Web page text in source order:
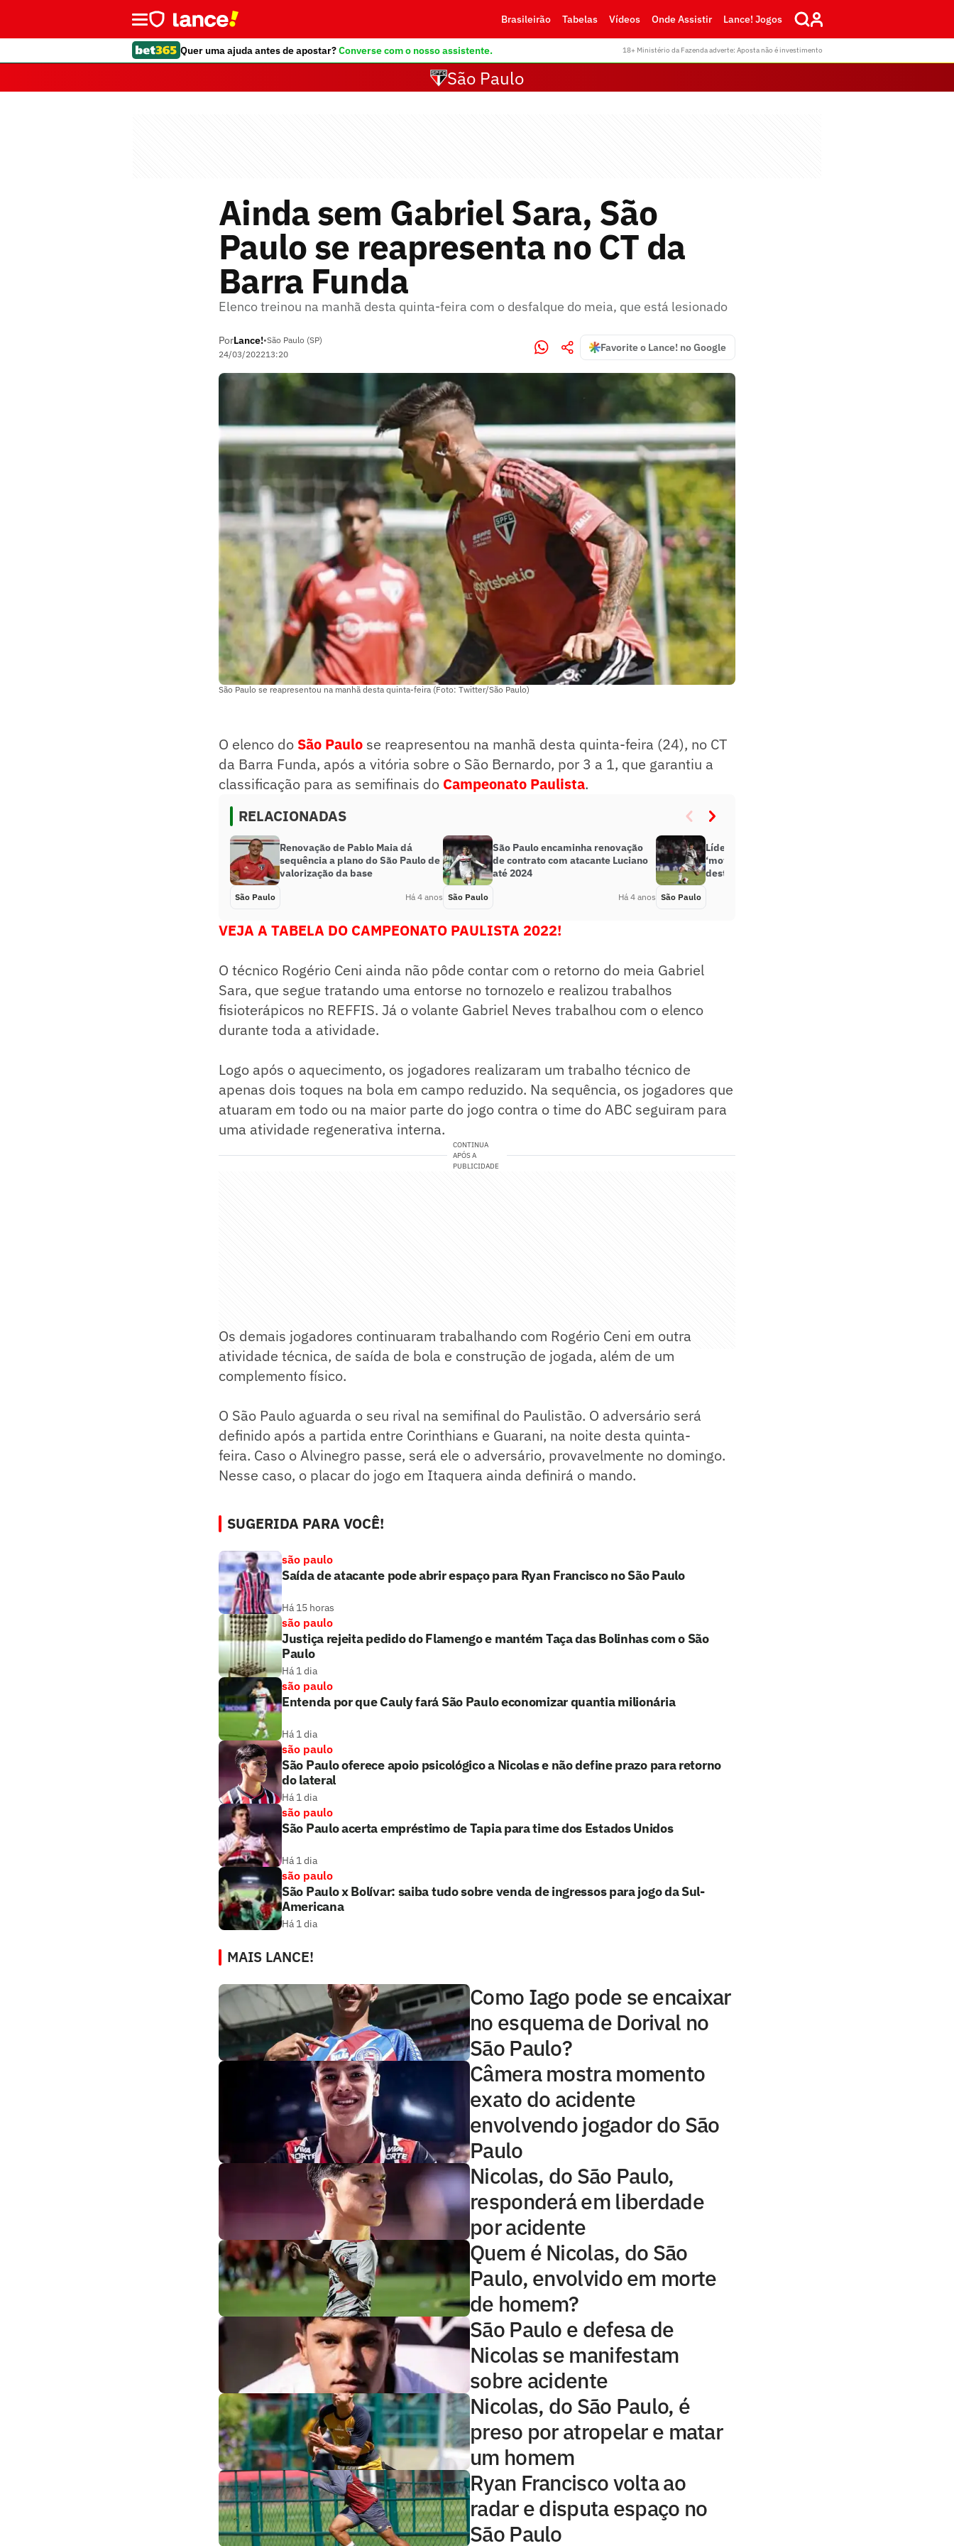
Brasileirão Tabelas Vídeos Onde Assistir Lance! Jogos
Quer uma ajuda antes de apostar?Converse com o nosso assistente. 18+ Ministério da Fazenda adverte: Aposta não é investimento
São Paulo
Ainda sem Gabriel Sara, São
Paulo se reapresenta no CT da
Barra Funda
Elenco treinou na manhã desta quinta-feira com o desfalque do meia, que está lesionado
PorLance!•São Paulo (SP)
24/03/202213:20
Favorite o Lance! no Google
São Paulo se reapresentou na manhã desta quinta-feira (Foto: Twitter/São Paulo)
O elenco do São Paulo se reapresentou na manhã desta quinta-feira (24), no CT
da Barra Funda, após a vitória sobre o São Bernardo, por 3 a 1, que garantiu a
classificação para as semifinais do Campeonato Paulista.
RELACIONADAS
Renovação de Pablo Maia dá
sequência a plano do São Paulo de
valorização da base
São Paulo Há 4 anos
São Paulo encaminha renovação
de contrato com atacante Luciano
até 2024
São Paulo Há 4 anos
Líder em assistências,
‘motorzinho’ Rodrigo Nestor se
destaca no São Paulo em 2022
São Paulo
VEJA A TABELA DO CAMPEONATO PAULISTA 2022!
O técnico Rogério Ceni ainda não pôde contar com o retorno do meia Gabriel
Sara, que segue tratando uma entorse no tornozelo e realizou trabalhos
fisioterápicos no REFFIS. Já o volante Gabriel Neves trabalhou com o elenco
durante toda a atividade.
Logo após o aquecimento, os jogadores realizaram um trabalho técnico de
apenas dois toques na bola em campo reduzido. Na sequência, os jogadores que
atuaram em todo ou na maior parte do jogo contra o time do ABC seguiram para
uma atividade regenerativa interna.
CONTINUA
APÓS A
PUBLICIDADE
Os demais jogadores continuaram trabalhando com Rogério Ceni em outra
atividade técnica, de saída de bola e construção de jogada, além de um
complemento físico.
O São Paulo aguarda o seu rival na semifinal do Paulistão. O adversário será
definido após a partida entre Corinthians e Guarani, na noite desta quinta-
feira. Caso o Alvinegro passe, será ele o adversário, provavelmente no domingo.
Nesse caso, o placar do jogo em Itaquera ainda definirá o mando.
SUGERIDA PARA VOCÊ!
são paulo
Saída de atacante pode abrir espaço para Ryan Francisco no São Paulo
Há 15 horas
são paulo
Justiça rejeita pedido do Flamengo e mantém Taça das Bolinhas com o São
Paulo
Há 1 dia
são paulo
Entenda por que Cauly fará São Paulo economizar quantia milionária
Há 1 dia
são paulo
São Paulo oferece apoio psicológico a Nicolas e não define prazo para retorno
do lateral
Há 1 dia
são paulo
São Paulo acerta empréstimo de Tapia para time dos Estados Unidos
Há 1 dia
são paulo
São Paulo x Bolívar: saiba tudo sobre venda de ingressos para jogo da Sul-
Americana
Há 1 dia
MAIS LANCE!
Como Iago pode se encaixar
no esquema de Dorival no
São Paulo?
Câmera mostra momento
exato do acidente
envolvendo jogador do São
Paulo
Nicolas, do São Paulo,
responderá em liberdade
por acidente
Quem é Nicolas, do São
Paulo, envolvido em morte
de homem?
São Paulo e defesa de
Nicolas se manifestam
sobre acidente
Nicolas, do São Paulo, é
preso por atropelar e matar
um homem
Ryan Francisco volta ao
radar e disputa espaço no
São Paulo